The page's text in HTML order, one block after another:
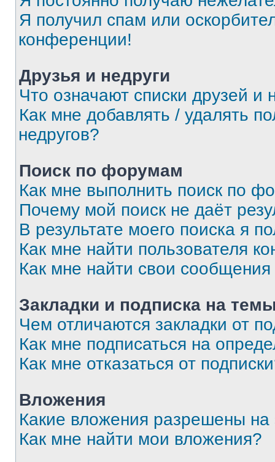
Я получил спам или
конференции!
Друзья и недруги
Что означают списки друзей и
Как мне добавлять / удалять
недругов?
Поиск по форумам
Как мне выполнить поиск по
Почему мой поиск не даёт
В результате моего поиска я
Как мне найти пользователя
Как мне найти свои
Закладки и подписка на
Чем отличаются закладки от
Как мне подписаться на
Как мне отказаться от
Вложения
Какие вложения разрешены
Как мне найти мои вложения?